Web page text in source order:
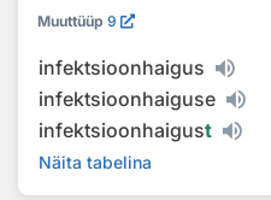
Muuttüüp 9
infektsioonhaigus
infektsioonhaiguse
infektsioonhaigust
Näita tabelina